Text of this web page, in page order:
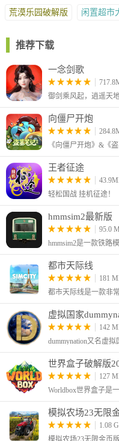
方式。提供详尽的操作指引
用满意度。每日更新各类资
荒漠乐园破解版 闲置超市
推荐下载
一念剑歌
御剑乘风起，逍遥天地
向僵尸开炮
《向僵尸开炮》&《
王者征途
轻松国战 挂机征途！
hmmsim2最新版
95.0
都市天际线
181
虚拟国家
142
世界盒子破解版
127
模拟农场23无限
1.08